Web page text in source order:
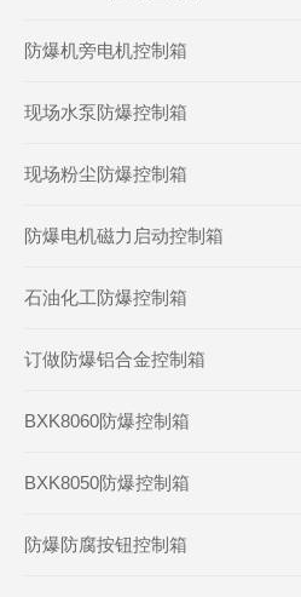
防爆机旁电机控制箱
现场水泵防爆控制箱
现场粉尘防爆控制箱
防爆电机磁力启动控制箱
石油化工防爆控制箱
订做防爆铝合金控制箱
BXK8060防爆控制箱
BXK8050防爆控制箱
防爆防腐按钮控制箱